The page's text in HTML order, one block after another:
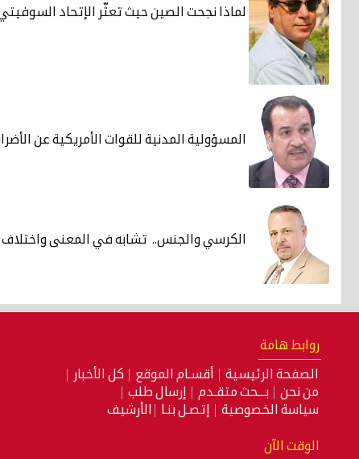
لماذا نجحت الصين حيث تعثّر الإتحاد السوفيتي
المسؤولية المدنية للقوات الأمريكية عن
الكرسي والجنس.. تشابه في المعنى
روابط هامة
الصفحة الرئيسية أقسـام الموقع
كل الأخبار
من نحن
بـــحث متقـدم
إرسال طلب
سياسة الخصوصية
إتصـل بنـا الأرشيف
الوقت الآن